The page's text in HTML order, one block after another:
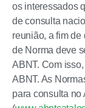
os interessados
de consulta
reunião, a fim de
de Norma deve
ABNT. Com
ABNT. As
para consulta